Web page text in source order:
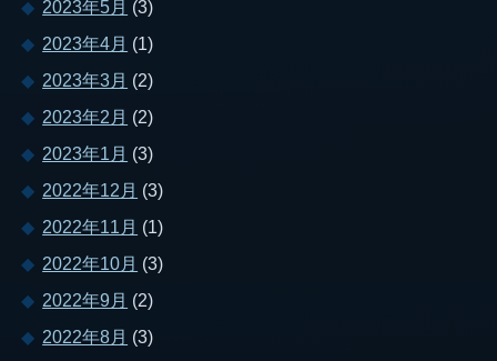
2023年5月 (3)
2023年4月 (1)
2023年3月 (2)
2023年2月 (2)
2023年1月 (3)
2022年12月 (3)
2022年11月 (1)
2022年10月 (3)
2022年9月 (2)
2022年8月 (3)